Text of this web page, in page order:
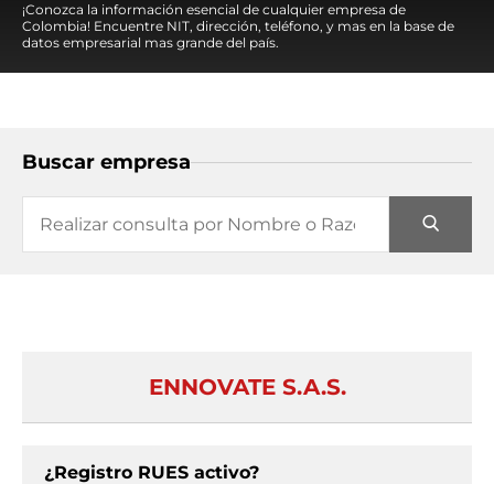
¡Conozca la información esencial de cualquier empresa de
Colombia! Encuentre NIT, dirección, teléfono, y mas en la base de
datos empresarial mas grande del país.
Buscar empresa
ENNOVATE S.A.S.
¿Registro RUES activo?